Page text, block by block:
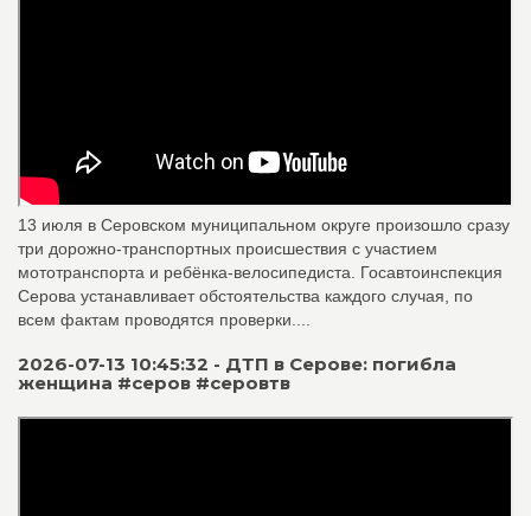
13 июля в Серовском муниципальном округе произошло сразу
три дорожно‑транспортных происшествия с участием
мототранспорта и ребёнка‑велосипедиста. Госавтоинспекция
Серова устанавливает обстоятельства каждого случая, по
всем фактам проводятся проверки....
2026-07-13 10:45:32 - ДТП в Серове: погибла
женщина #серов #серовтв